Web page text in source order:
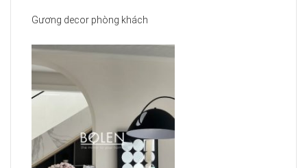
Gương decor phòng khách